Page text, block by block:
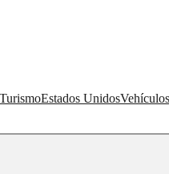
TurismoEstados UnidosVehículos